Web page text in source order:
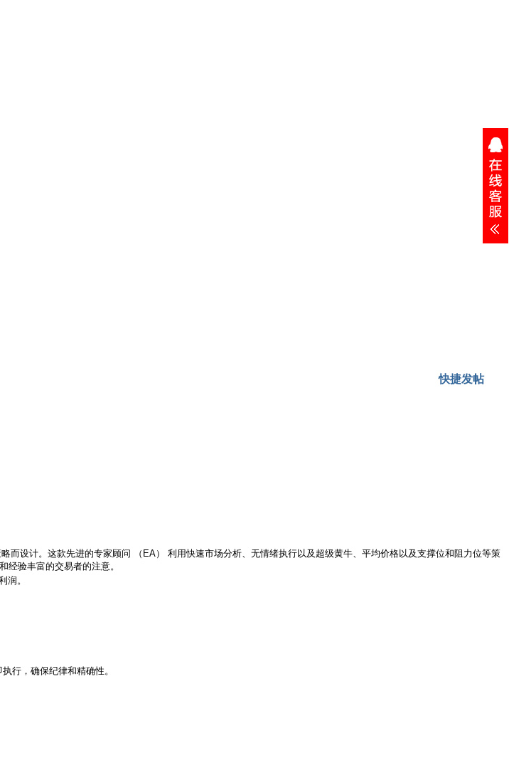
快捷发帖
设计。这款先进的专家顾问 （EA） 利用快速市场分析、无情绪执行以及超级黄牛、平均价格以及支撑位和阻力位等策
验丰富的交易者的注意。
润。
行，确保纪律和精确性。